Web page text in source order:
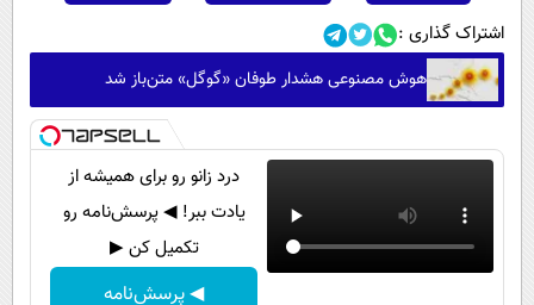
اشتراک گذاری :
هوش مصنوعی هشدار طوفان «گوگل» متن‌باز شد
درد زانو رو برای همیشه از
یادت ببر! ◀ پرسش‌نامه رو
تکمیل کن ▶
◀ پرسش‌نامه